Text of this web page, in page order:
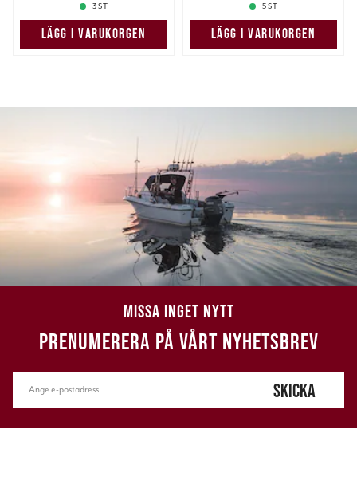
3 ST
LÄGG I VARUKORGEN
5 ST
LÄGG I VARUKORGEN
MISSA INGET NYTT
PRENUMERERA PÅ VÅRT NYHETSBREV
SKICKA